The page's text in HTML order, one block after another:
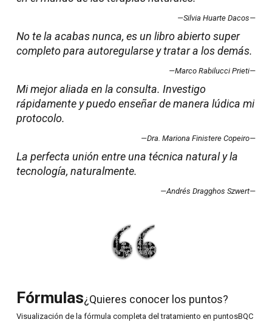
—Silvia Huarte Dacos—
No te la acabas nunca, es un libro abierto super
completo para autoregularse y tratar a los demás.
—Marco Rabilucci Prieti—
Mi mejor aliada en la consulta. Investigo
rápidamente y puedo enseñar de manera lúdica mi
protocolo.
—Dra. Mariona Finistere Copeiro—
La perfecta unión entre una técnica natural y la
tecnología, naturalmente.
—Andrés Dragghos Szwert—
Fórmulas¿Quieres conocer los puntos?
Visualización de la fórmula completa del tratamiento en puntosBQC